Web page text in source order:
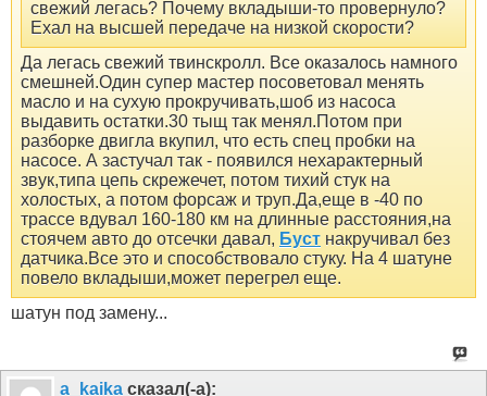
свежий легась? Почему вкладыши-то провернуло?
Ехал на высшей передаче на низкой скорости?
Да легась свежий твинскролл. Все оказалось намного
смешней.Один супер мастер посоветовал менять
масло и на сухую прокручивать,шоб из насоса
выдавить остатки.30 тыщ так менял.Потом при
разборке двигла вкупил, что есть спец пробки на
насосе. А застучал так - появился нехарактерный
звук,типа цепь скрежечет, потом тихий стук на
холостых, а потом форсаж и труп.Да,еще в -40 по
трассе вдувал 160-180 км на длинные расстояния,на
стоячем авто до отсечки давал, Буст накручивал без
датчика.Все это и способствовало стуку. На 4 шатуне
повело вкладыши,может перегрел еще.
шатун под замену...
a_kaika сказал(-а):